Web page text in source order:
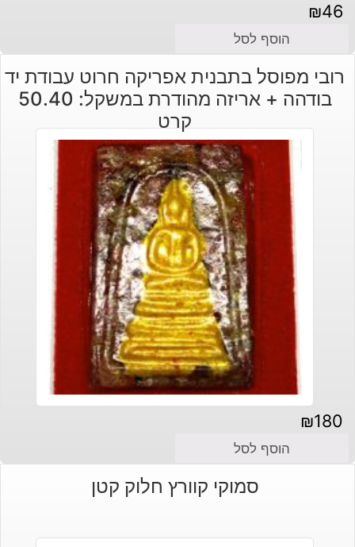
₪46
הוסף לסל
רובי מפוסל בתבנית אפריקה חרוט עבודת יד
בודהה + אריזה מהודרת במשקל: 50.40
קרט
₪180
הוסף לסל
סמוקי קוורץ חלוק קטן